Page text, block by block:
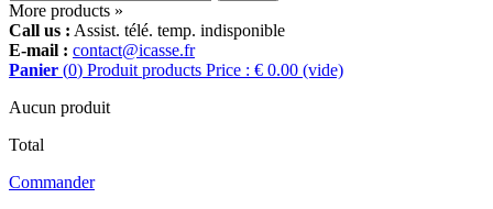
More products »
Call us : Assist. télé. temp. indisponible
E-mail : contact@icasse.fr
Panier (0) Produit products Price : € 0.00 (vide)
Aucun produit
Total
Commander